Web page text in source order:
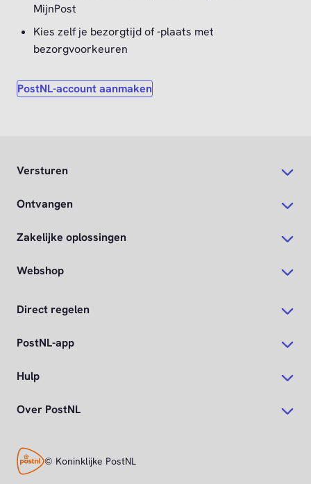
MijnPost
Kies zelf je bezorgtijd of -plaats met
bezorgvoorkeuren
PostNL-account aanmaken
Versturen
Ontvangen
Zakelijke oplossingen
Webshop
Direct regelen
PostNL-app
Hulp
Over PostNL
© Koninklijke PostNL